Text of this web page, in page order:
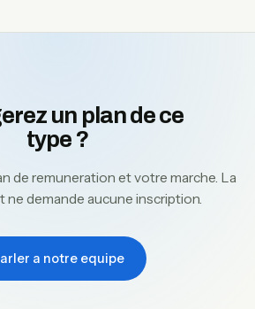
un plan de ce
type ?
de remuneration et votre marche. La
ne demande aucune inscription.
a notre equipe